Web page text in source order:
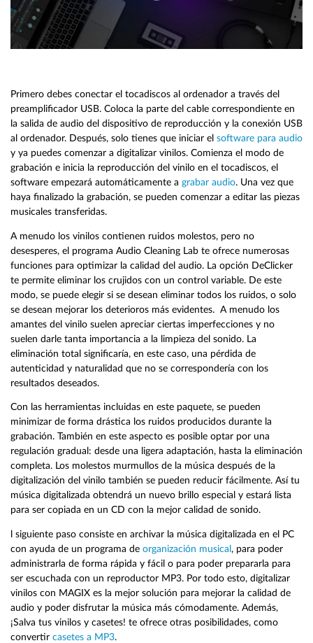
Primero debes conectar el tocadiscos al ordenador a través del
preamplificador USB. Coloca la parte del cable correspondiente en
la salida de audio del dispositivo de reproducción y la conexión USB
al ordenador. Después, solo tienes que iniciar el software para audio
y ya puedes comenzar a digitalizar vinilos. Comienza el modo de
grabación e inicia la reproducción del vinilo en el tocadiscos, el
software empezará automáticamente a grabar audio. Una vez que
haya finalizado la grabación, se pueden comenzar a editar las piezas
musicales transferidas.
A menudo los vinilos contienen ruidos molestos, pero no
desesperes, el programa Audio Cleaning Lab te ofrece numerosas
funciones para optimizar la calidad del audio. La opción DeClicker
te permite eliminar los crujidos con un control variable. De este
modo, se puede elegir si se desean eliminar todos los ruidos, o solo
se desean mejorar los deterioros más evidentes. A menudo los
amantes del vinilo suelen apreciar ciertas imperfecciones y no
suelen darle tanta importancia a la limpieza del sonido. La
eliminación total significaría, en este caso, una pérdida de
autenticidad y naturalidad que no se correspondería con los
resultados deseados.
Con las herramientas incluidas en este paquete, se pueden
minimizar de forma drástica los ruidos producidos durante la
grabación. También en este aspecto es posible optar por una
regulación gradual: desde una ligera adaptación, hasta la eliminación
completa. Los molestos murmullos de la música después de la
digitalización del vinilo también se pueden reducir fácilmente. Así tu
música digitalizada obtendrá un nuevo brillo especial y estará lista
para ser copiada en un CD con la mejor calidad de sonido.
l siguiente paso consiste en archivar la música digitalizada en el PC
con ayuda de un programa de organización musical , para poder
administrarla de forma rápida y fácil o para poder prepararla para
ser escuchada con un reproductor MP3. Por todo esto, digitalizar
vinilos con MAGIX es la mejor solución para mejorar la calidad de
audio y poder disfrutar la música más cómodamente. Además,
¡Salva tus vinilos y casetes! te ofrece otras posibilidades, como
convertir casetes a MP3.